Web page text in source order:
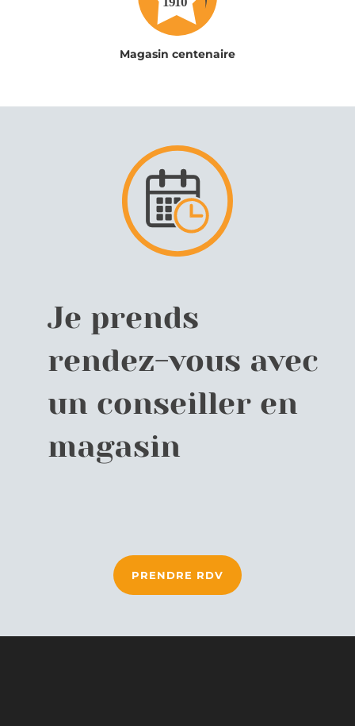
Magasin centenaire
Je prends
rendez-vous avec
un conseiller en
magasin
PRENDRE RDV